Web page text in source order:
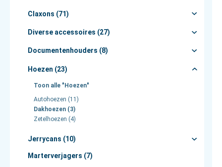
Claxons (71)
Diverse accessoires (27)
Documentenhouders (8)
Hoezen (23)
Toon alle "Hoezen"
Autohoezen (11)
Dakhoezen (3)
Zetelhoezen (4)
Jerrycans (10)
Marterverjagers (7)